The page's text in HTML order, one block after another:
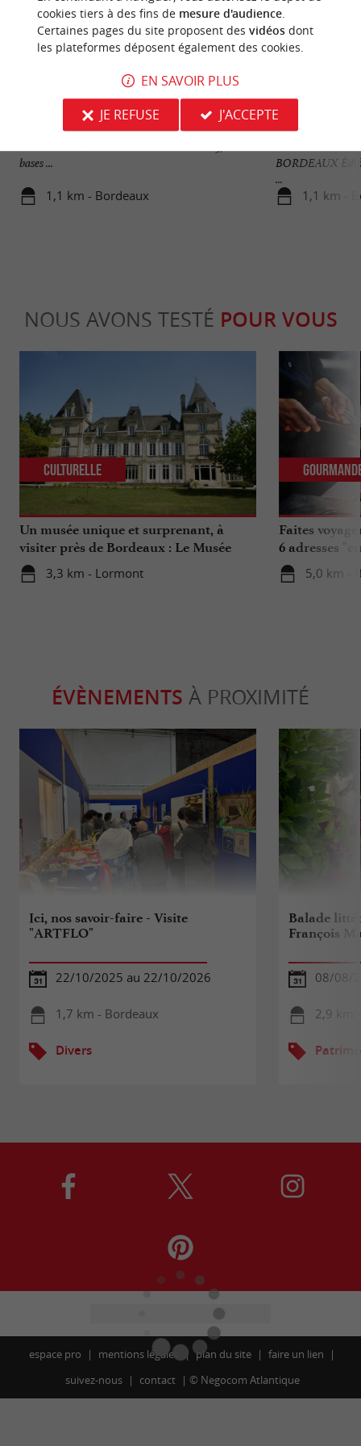
Base sous-marine
Ce monument n’est pas récent puisqu’il date de la
bases ...
1,1 km - Bordeaux
Bassins des
BASSINS DES
BORDEAUX
...
1,1 km -
NOUS AVONS TESTÉ POUR VOUS
Un musée unique et surprenant, à
visiter près de Bordeaux : Le Musée
National de l’Assurance Maladie
3,3 km - Lormont
Culturelle
Faites
6 adresses
5,0 km -
ÉVÈNEMENTS À PROXIMITÉ
Ici, nos savoir-faire - Visite
"ARTFLO"
22/10/2025 au 22/10/2026
1,7 km - Bordeaux
Divers
Balade
François
08/08/
2,9 km
espace pro mentions légales plan du site
faire un lien
suivez-nous
contact © Negocom Atlantique
cookies tiers à des fins de mesure d'audience.
Certaines pages du site proposent des vidéosdont
les plateformes déposent également des cookies.
EN SAVOIR PLUS
JE REFUSE
J'ACCEPTE